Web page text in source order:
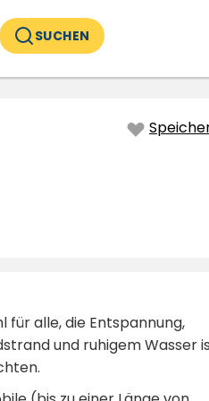
SUCHEN
für alle, die Entspannung,
und ruhigem Wasser